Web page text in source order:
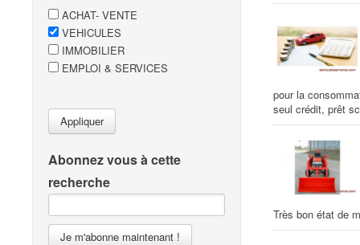
ACHAT- VENTE
VEHICULES
IMMOBILIER
EMPLOI & SERVICES
Appliquer
Abonnez vous à cette
recherche
Je m'abonne maintenant !
pour la
seul crédit, prêt
Très bon état de